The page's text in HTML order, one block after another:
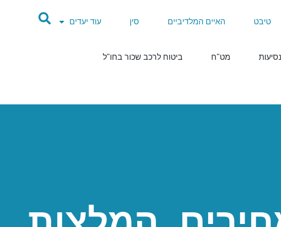
טיבט האיים המלדיביים סין עוד יעדים
מט"ח ביטוח לרכב שכור בחו"ל